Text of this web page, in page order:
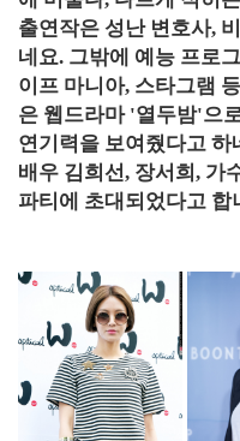
출연작은 성난 변호사,
네요. 그밖에 예능 프로
이프 마니아, 스타그램
은 웹드라마 '열두밤'으
연기력을 보여줬다고 하
배우 김희선, 장서희, 가
파티에 초대되었다고 합